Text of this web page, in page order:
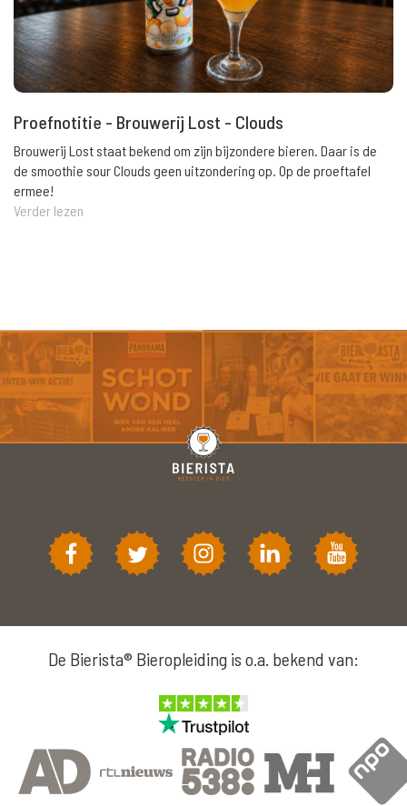
Proefnotitie - Brouwerij Lost - Clouds
Brouwerij Lost staat bekend om zijn bijzondere bieren. Daar is de
de smoothie sour Clouds geen uitzondering op. Op de proeftafel
ermee!
Verder lezen
De Bierista® Bieropleiding is o.a. bekend van: